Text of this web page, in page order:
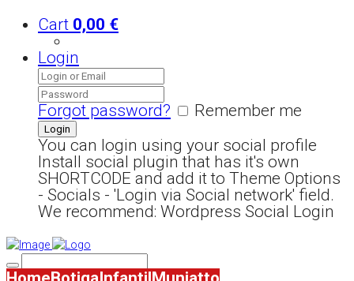
Cart 0,00 €
Login
Forgot password?
Remember me
You can login using your social profile
Install social plugin that has it's own
SHORTCODE and add it to Theme Options
- Socials - 'Login via Social network' field.
We recommend: Wordpress Social Login